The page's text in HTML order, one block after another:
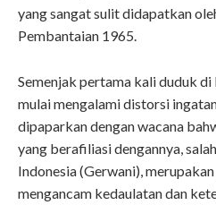
yang sangat sulit didapatkan
Pembantaian 1965.
Semenjak pertama kali duduk
mulai mengalami distorsi
dipaparkan dengan wacana
yang berafiliasi dengannya,
Indonesia (Gerwani),
mengancam kedaulatan dan